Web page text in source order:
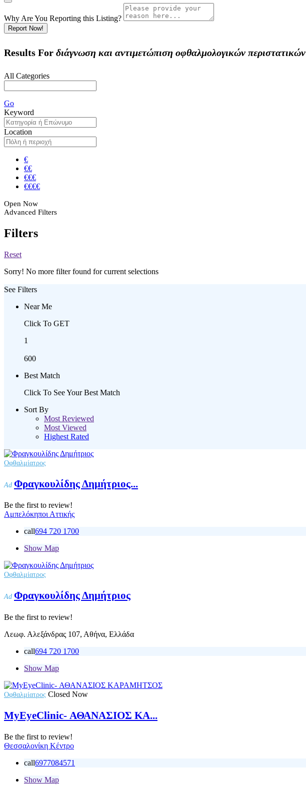
Why Are You Reporting this Listing?
Report Now!
Results For διάγνωση και αντιμετώπιση οφθαλμολογικών περιστατικών
All Categories
Go
Keyword
Location
€
€€
€€€
€€€€
Open Now
Advanced Filters
Filters
Reset
Sorry! No more filter found for current selections
See Filters
Near Me
Click To GET
1
600
Best Match
Click To See Your Best Match
Sort By
Most Reviewed
Most Viewed
Highest Rated
Οφθαλμίατρος
Ad Φραγκουλίδης Δημήτριος...
Be the first to review!
Αμπελόκηποι Αττικής
call694 720 1700
Show Map
Οφθαλμίατρος
Ad Φραγκουλίδης Δημήτριος
Be the first to review!
Λεωφ. Αλεξάνδρας 107, Αθήνα, Ελλάδα
call694 720 1700
Show Map
Οφθαλμίατρος Closed Now
MyEyeClinic- ΑΘΑΝΑΣΙΟΣ ΚΑ...
Be the first to review!
Θεσσαλονίκη Κέντρο
call6977084571
Show Map